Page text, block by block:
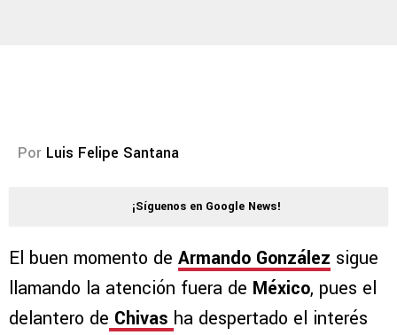
Por Luis Felipe Santana
¡Síguenos en Google News!
El buen momento de Armando González sigue
llamando la atención fuera de México, pues el
delantero de Chivas ha despertado el interés